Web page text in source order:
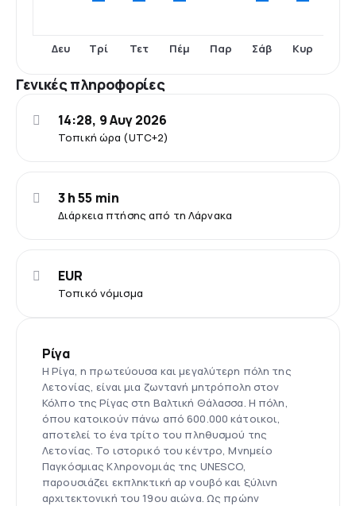
Δευ Τρί Τετ Πέμ Παρ Σάβ Κυρ
Γενικές πληροφορίες
Τοπική ώρα (UTC+2)
14:28, 9 Αυγ 2026
Διάρκεια πτήσης από τη Λάρνακα
3 h 55 min
Τοπικό νόμισμα
EUR
Ρίγα
Η Ρίγα, η πρωτεύουσα και μεγαλύτερη πόλη της
Λετονίας, είναι μια ζωντανή μητρόπολη στον
Κόλπο της Ρίγας στη Βαλτική Θάλασσα. Η πόλη,
όπου κατοικούν πάνω από 600.000 κάτοικοι,
αποτελεί το ένα τρίτο του πληθυσμού της
Λετονίας. Το ιστορικό του κέντρο, Μνημείο
Παγκόσμιας Κληρονομιάς της UNESCO,
παρουσιάζει εκπληκτική αρ νουβό και ξύλινη
αρχιτεκτονική του 19ου αιώνα. Ως πρώην